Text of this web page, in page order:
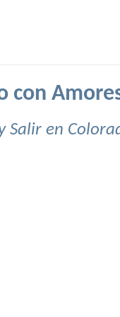
con
Salir en